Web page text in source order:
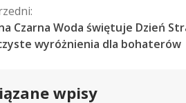
Czarna Woda świętuje Dzień
wyróżnienia dla bohaterów
wpisy